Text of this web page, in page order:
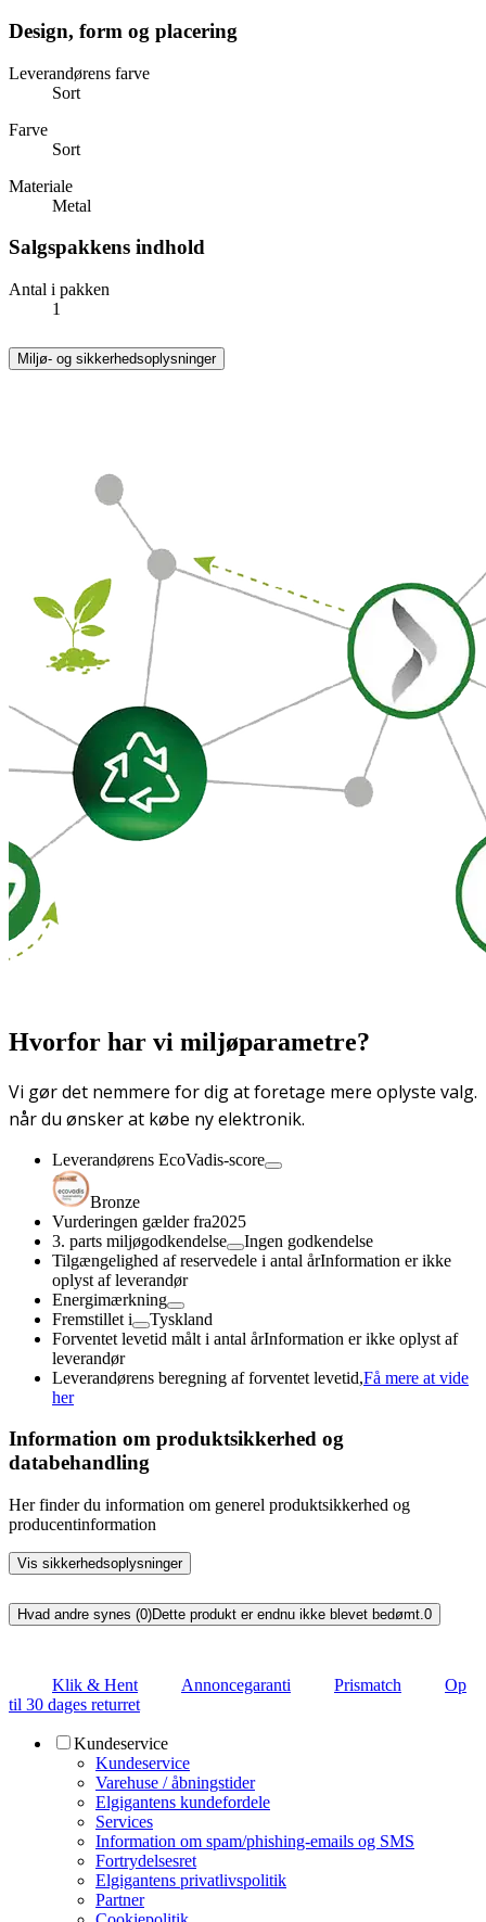
Design, form og placering
Leverandørens farve
Sort
Farve
Sort
Materiale
Metal
Salgspakkens indhold
Antal i pakken
1
Miljø- og sikkerhedsoplysninger
Hvorfor har vi miljøparametre?
Vi gør det nemmere for dig at foretage mere oplyste valg.
når du ønsker at købe ny elektronik.
Leverandørens EcoVadis-score
Bronze
Vurderingen gælder fra2025
3. parts miljøgodkendelse
Ingen godkendelse
Tilgængelighed af reservedele i antal årInformation er ikke
oplyst af leverandør
Energimærkning
Fremstillet i
Tyskland
Forventet levetid målt i antal årInformation er ikke oplyst af
leverandør
Leverandørens beregning af forventet levetid,Få mere at vide
her
Information om produktsikkerhed og
databehandling
Her finder du information om generel produktsikkerhed og
producentinformation
Vis sikkerhedsoplysninger
Hvad andre synes (0)Dette produkt er endnu ikke blevet bedømt.0
Klik & Hent Annoncegaranti Prismatch
Op
til 30 dages returret
Kundeservice
Kundeservice
Varehuse / åbningstider
Elgigantens kundefordele
Services
Information om spam/phishing-emails og SMS
Fortrydelsesret
Elgigantens privatlivspolitik
Partner